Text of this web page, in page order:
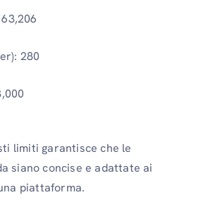
280
limiti garantisce che le
siano concise e adattate ai
piattaforma.